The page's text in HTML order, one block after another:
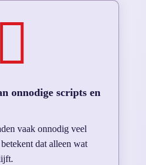

onnodige scripts en
vaak onnodig veel
dat alleen wat